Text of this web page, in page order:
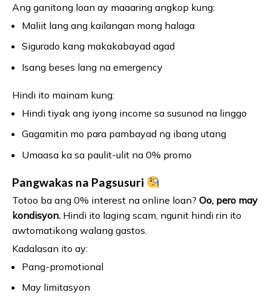
Ang ganitong loan ay maaaring angkop kung:
Maliit lang ang kailangan mong halaga
Sigurado kang makakabayad agad
Isang beses lang na emergency
Hindi ito mainam kung:
Hindi tiyak ang iyong income sa susunod na linggo
Gagamitin mo para pambayad ng ibang utang
Umaasa ka sa paulit-ulit na 0% promo
Pangwakas na Pagsusuri
Totoo ba ang 0% interest na online loan? Oo, pero may
kondisyon. Hindi ito laging scam, ngunit hindi rin ito
awtomatikong walang gastos.
Kadalasan ito ay:
Pang-promotional
May limitasyon